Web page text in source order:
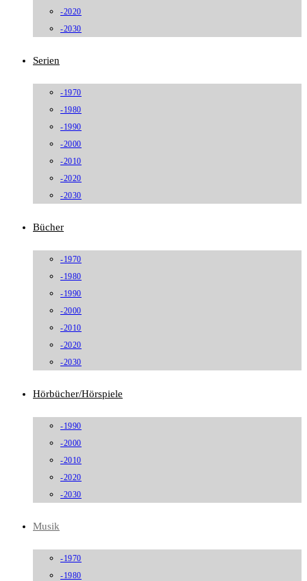
-2020
-2030
Serien
-1970
-1980
-1990
-2000
-2010
-2020
-2030
Bücher
-1970
-1980
-1990
-2000
-2010
-2020
-2030
Hörbücher/Hörspiele
-1990
-2000
-2010
-2020
-2030
Musik
-1970
-1980